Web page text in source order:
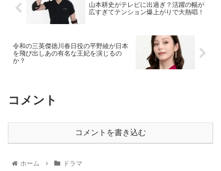
山本耕史がテレビに出過ぎ？活躍の幅が
広すぎてテンション爆上がりで大熱唱！
令和の三英傑徳川春日役の平野綾が日本
を飛び出しあの有名な王妃を演じるの
か？
コメント
コメントを書き込む
ホーム ドラマ